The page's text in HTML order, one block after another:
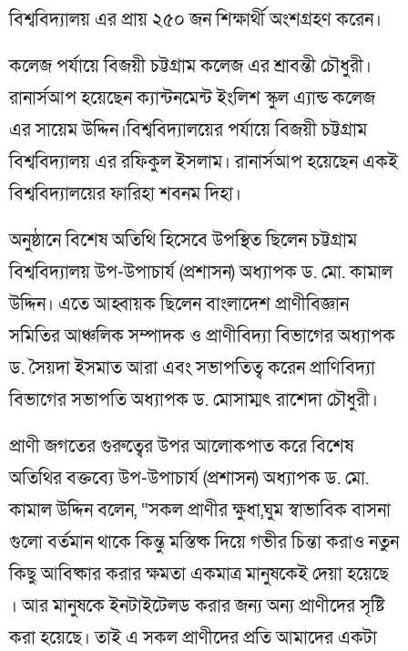
বিশ্ববিদ্যালয় এর প্রায় ২৫০ জন শিক্ষার্থী অংশগ্রহণ করেন।
কলেজ পর্যায়ে বিজয়ী চট্টগ্রাম কলেজ এর শ্রাবন্তী চৌধুরী।
রানার্সআপ হয়েছেন ক্যান্টনমেন্ট ইংলিশ স্কুল এ্যান্ড কলেজ
এর সায়েম উদ্দিন।বিশ্ববিদ্যালয়ের পর্যায়ে বিজয়ী চট্টগ্রাম
বিশ্ববিদ্যালয় এর রফিকুল ইসলাম। রানার্সআপ হয়েছেন একই
বিশ্ববিদ্যালয়ের ফারিহা শবনম দিহা।
অনুষ্ঠানে বিশেষ অতিথি হিসেবে উপস্থিত ছিলেন চট্টগ্রাম
বিশ্ববিদ্যালয় উপ-উপাচার্য (প্রশাসন) অধ্যাপক ড. মো. কামাল
উদ্দিন। এতে আহ্বায়ক ছিলেন বাংলাদেশ প্রাণীবিজ্ঞান
সমিতির আঞ্চলিক সম্পাদক ও প্রাণীবিদ্যা বিভাগের অধ্যাপক
ড. সৈয়দা ইসমাত আরা এবং সভাপতিত্ব করেন প্রাণিবিদ্যা
বিভাগের সভাপতি অধ্যাপক ড. মোসাম্মৎ রাশেদা চৌধুরী।
প্রাণী জগতের গুরুত্বের উপর আলোকপাত করে বিশেষ
অতিথির বক্তব্যে উপ-উপাচার্য (প্রশাসন) অধ্যাপক ড. মো.
কামাল উদ্দিন বলেন, “সকল প্রাণীর ক্ষুধা,ঘুম স্বাভাবিক বাসনা
গুলো বর্তমান থাকে কিন্তু মস্তিষ্ক দিয়ে গভীর চিন্তা করাও নতুন
কিছু আবিষ্কার করার ক্ষমতা একমাত্র মানুষকেই দেয়া হয়েছে
। আর মানুষকে ইনটাইটেলড করার জন্য অন্য প্রাণীদের সৃষ্টি
করা হয়েছে। তাই এ সকল প্রাণীদের প্রতি আমাদের একটা